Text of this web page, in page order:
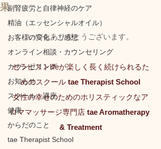
副腎疲労と自律神経のケア
精油（エッセンシャルオイル）
お客様の変化・ご感想
オンライン相談・カウンセリング
カウンセリング
お知らせ
スクール・講座
健康
からだのこと
tae Therapist School
果
いつもありがとうございます。
セラピストlifeが楽しく長く続けられるた
めのスクール tae Therapist School
女性の幸せのためのホリスティックなア
ロママッサージ専門店 tae Aromatherapy
& Treatment